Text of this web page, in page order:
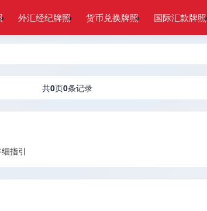
外汇经纪牌照 货币兑换牌照 国际汇款牌照
共0页0条记录
指引